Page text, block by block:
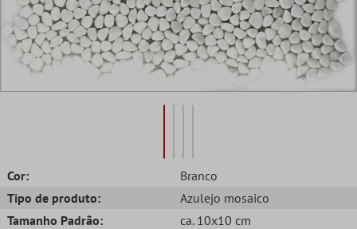
Cor:
Branco
Tipo de produto:
Azulejo mosaico
Tamanho Padrão:
ca. 10x10 cm